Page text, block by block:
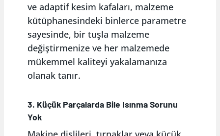
ve adaptif kesim kafaları, malzeme
kütüphanesindeki binlerce parametre
sayesinde, bir tuşla malzeme
değiştirmenize ve her malzemede
mükemmel kaliteyi yakalamanıza
olanak tanır.
3. Küçük Parçalarda Bile Isınma Sorunu
Yok